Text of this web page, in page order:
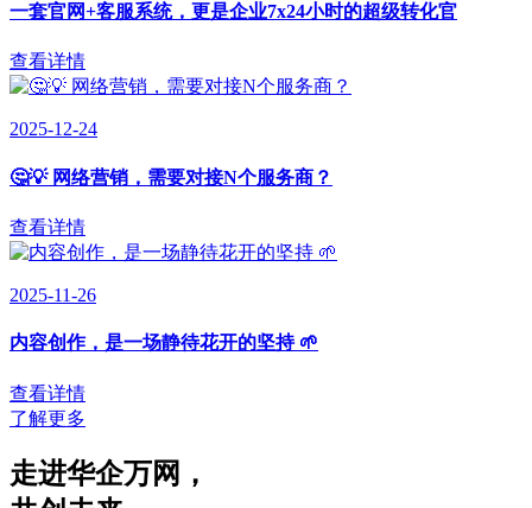
一套官网+客服系统，更是企业7x24小时的超级转化官
查看详情
2025-12-24
🤔💡 网络营销，需要对接N个服务商？
查看详情
2025-11-26
内容创作，是一场静待花开的坚持 🌱
查看详情
了解更多
走进华企万网 ，